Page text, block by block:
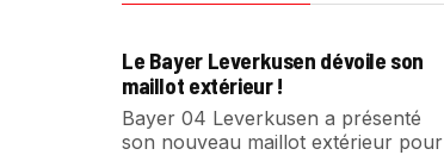
Le Bayer Leverkusen dévoile son
maillot extérieur !
Bayer 04 Leverkusen a présenté
son nouveau maillot extérieur pour